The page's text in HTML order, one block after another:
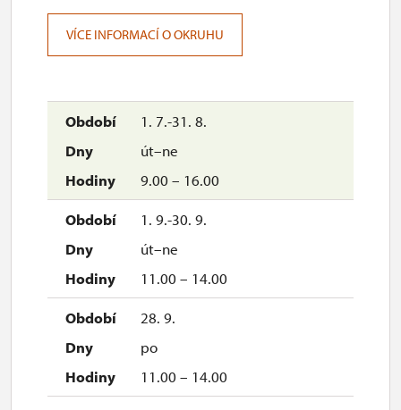
1. 7.-31. 8.
út–ne
9.00 – 16.00
1. 9.-30. 9.
út–ne
11.00 – 14.00
28. 9.
po
11.00 – 14.00
VÍCE INFORMACÍ O OKRUHU